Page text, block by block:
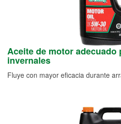
Aceite de motor adecuado
invernales
Fluye con mayor eficacia durante